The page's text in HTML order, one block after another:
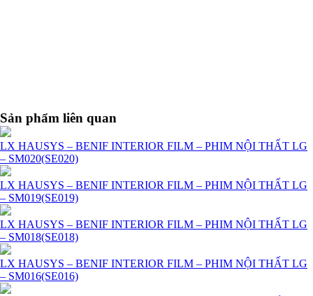
Sản phẩm liên quan
LX HAUSYS – BENIF INTERIOR FILM – PHIM NỘI THẤT LG
– SM020(SE020)
LX HAUSYS – BENIF INTERIOR FILM – PHIM NỘI THẤT LG
– SM019(SE019)
LX HAUSYS – BENIF INTERIOR FILM – PHIM NỘI THẤT LG
– SM018(SE018)
LX HAUSYS – BENIF INTERIOR FILM – PHIM NỘI THẤT LG
– SM016(SE016)